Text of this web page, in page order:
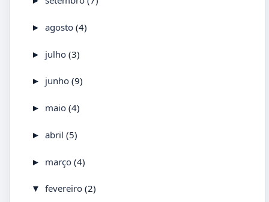
► agosto (4)
► julho (3)
► junho (9)
► maio (4)
► abril (5)
► março (4)
▼ fevereiro (2)